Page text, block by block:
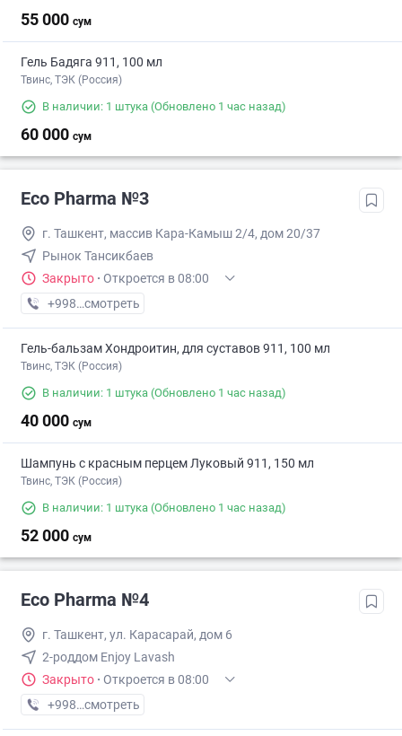
55 000 сум
Гель Бадяга 911, 100 мл
Твинс, ТЭК (Россия)
В наличии: 1 штука (Обновлено 1 час назад)
60 000 сум
Eco Pharma №3
г. Ташкент, массив Кара-Камыш 2/4, дом 20/37
Рынок Тансикбаев
Закрыто · Откроется в 08:00
+998 (99) XXX-XX-XX
смотреть
Гель-бальзам Хондроитин, для суставов 911, 100 мл
Твинс, ТЭК (Россия)
В наличии: 1 штука (Обновлено 1 час назад)
40 000 сум
Шампунь с красным перцем Луковый 911, 150 мл
Твинс, ТЭК (Россия)
В наличии: 1 штука (Обновлено 1 час назад)
52 000 сум
Eco Pharma №4
г. Ташкент, ул. Карасарай, дом 6
2-роддом Enjoy Lavash
Закрыто · Откроется в 08:00
+998 (55) XXX-XX-XX
смотреть